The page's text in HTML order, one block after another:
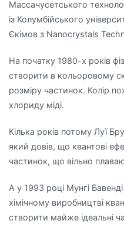
Массачусетського
із Колумбійського
Єкімов з Nanocrystals
На початку 1980-х років
створити в кольоровому
розміру частинок. Колір
хлориду міді.
Кілька років потому Луї
який довів, що квантові
частинок, що вільно
А у 1993 році Мунгі
хімічному виробництві
створити майже ідеальні